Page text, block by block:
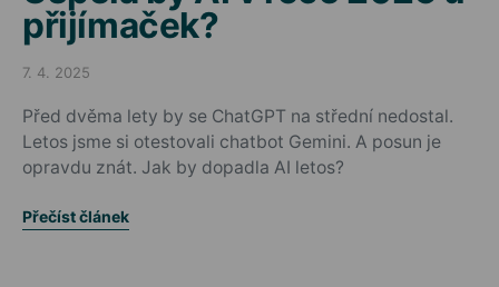
přijímaček?
Posted on
7. 4. 2025
Před dvěma lety by se ChatGPT na střední nedostal.
Letos jsme si otestovali chatbot Gemini. A posun je
opravdu znát. Jak by dopadla AI letos?
Přečíst článek